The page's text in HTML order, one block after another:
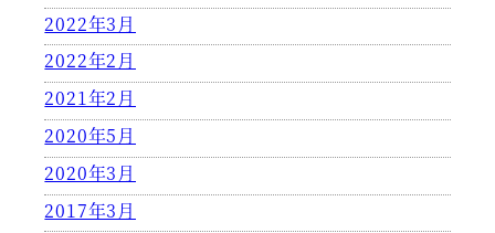
2022年3月
2022年2月
2021年2月
2020年5月
2020年3月
2017年3月